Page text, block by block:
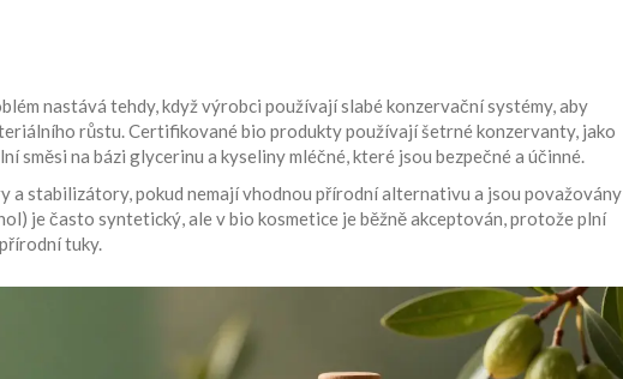
nastává tehdy, když výrobci používají slabé konzervační systémy, aby
růstu. Certifikované bio produkty používají šetrné konzervanty, jako
směsi na bázi glycerinu a kyseliny mléčné, které jsou bezpečné a účinné.
a stabilizátory, pokud nemají vhodnou přírodní alternativu a jsou považovány
je často syntetický, ale v bio kosmetice je běžně akceptován, protože plní
tuky.